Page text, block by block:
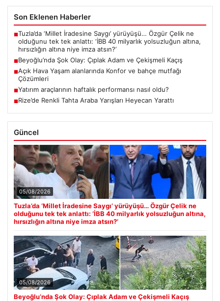
Son Eklenen Haberler
■Tuzla’da ‘Millet İradesine Saygı’ yürüyüşü… Özgür Çelik ne
olduğunu tek tek anlattı: ‘İBB 40 milyarlık yolsuzluğun altına,
hırsızlığın altına niye imza atsın?’
■Beyoğlu’nda Şok Olay: Çıplak Adam ve Çekişmeli Kaçış
■Açık Hava Yaşam alanlarında Konfor ve bahçe mutfağı
Çözümleri
■Yatırım araçlarının haftalık performansı nasıl oldu?
■Rize’de Renkli Tahta Araba Yarışları Heyecan Yarattı
Güncel
05/08/2026
Tuzla’da ‘Millet İradesine Saygı’ yürüyüşü… Özgür Çelik ne
olduğunu tek tek anlattı: ‘İBB 40 milyarlık yolsuzluğun altına,
hırsızlığın altına niye imza atsın?’
05/08/2026
Beyoğlu’nda Şok Olay: Çıplak Adam ve Çekişmeli Kaçış